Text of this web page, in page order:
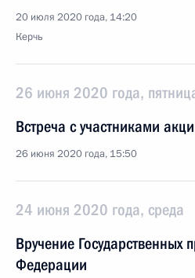
20 июля 2020 года, 14:20
Керчь
26 июня 2020 года,
Встреча с участниками
26 июня 2020 года, 15:50
24 июня 2020 года, среда
Вручение Государственных
Федерации